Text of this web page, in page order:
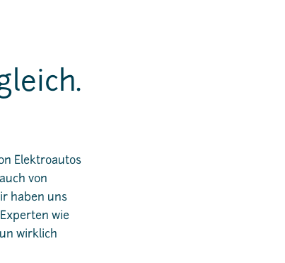
Elektroautos
von
haben uns
wie
wirklich